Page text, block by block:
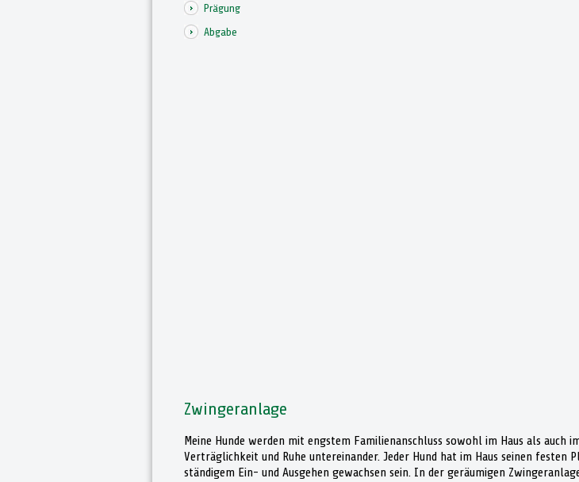
Prägung
Abgabe
Zwingeranlage
Meine Hunde werden mit engstem Familienanschluss sowohl im Haus als
Verträglichkeit und Ruhe untereinander. Jeder Hund hat im Haus seinen festen
ständigem Ein- und Ausgehen gewachsen sein. In der geräumigen